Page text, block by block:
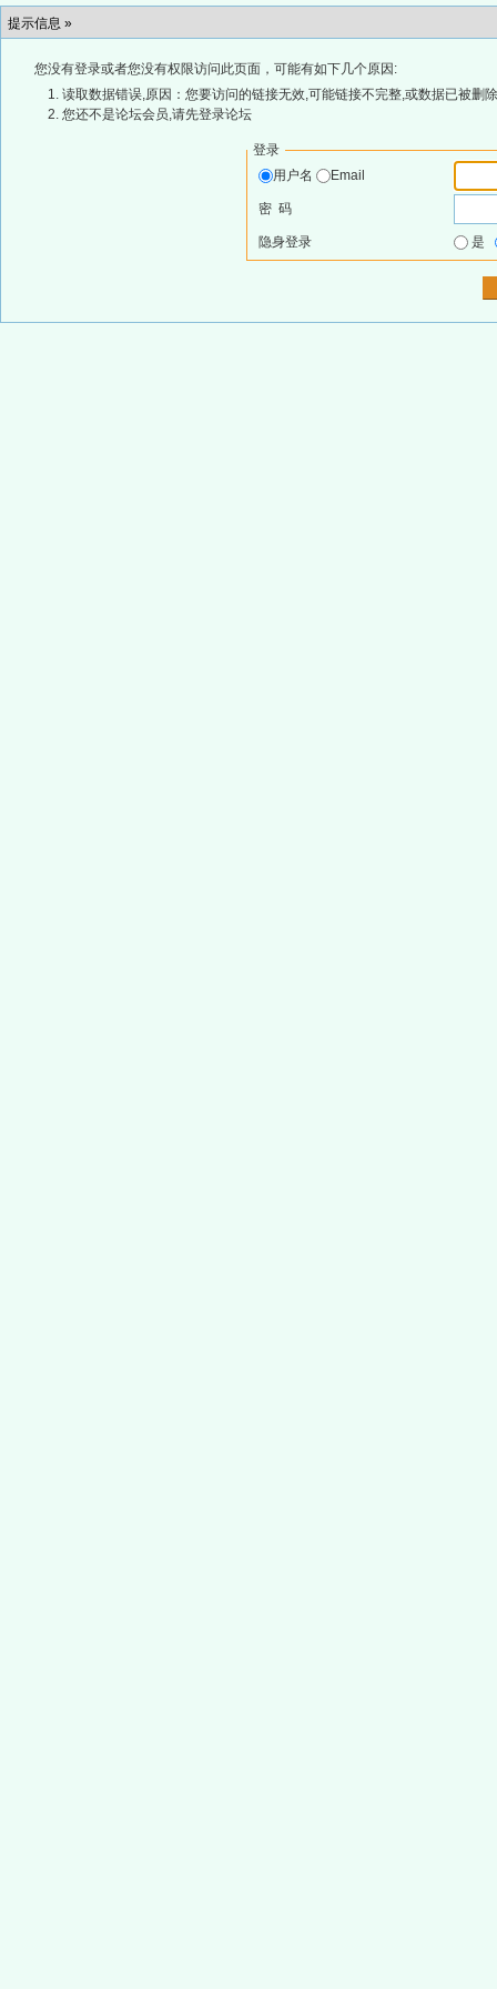
提示信息 »
您没有登录或者您没有权限访问此页面，可能有如下几个原因:
读取数据错误,原因：您要访问的链接无效,可能链接不完整,或数据已被删
您还不是论坛会员,请先登录论坛
登录
用户名
Email
密 码
隐身登录 是